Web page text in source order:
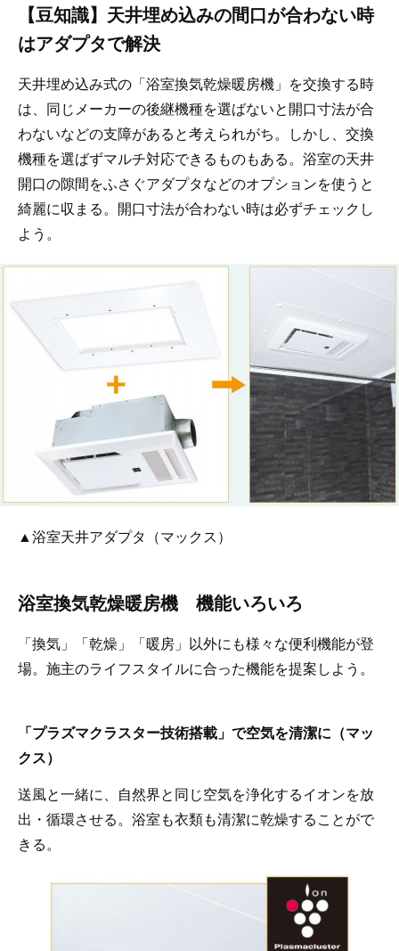
【豆知識】天井埋め込みの間口が合わない時
はアダプタで解決
天井埋め込み式の「浴室換気乾燥暖房機」を交換する時
は、同じメーカーの後継機種を選ばないと開口寸法が合
わないなどの支障があると考えられがち。しかし、交換
機種を選ばずマルチ対応できるものもある。浴室の天井
開口の隙間をふさぐアダプタなどのオプションを使うと
綺麗に収まる。開口寸法が合わない時は必ずチェックし
よう。
▲浴室天井アダプタ（マックス）
浴室換気乾燥暖房機 機能いろいろ
「換気」「乾燥」「暖房」以外にも様々な便利機能が登
場。施主のライフスタイルに合った機能を提案しよう。
「プラズマクラスター技術搭載」で空気を清潔に（マッ
クス）
送風と一緒に、自然界と同じ空気を浄化するイオンを放
出・循環させる。浴室も衣類も清潔に乾燥することがで
きる。